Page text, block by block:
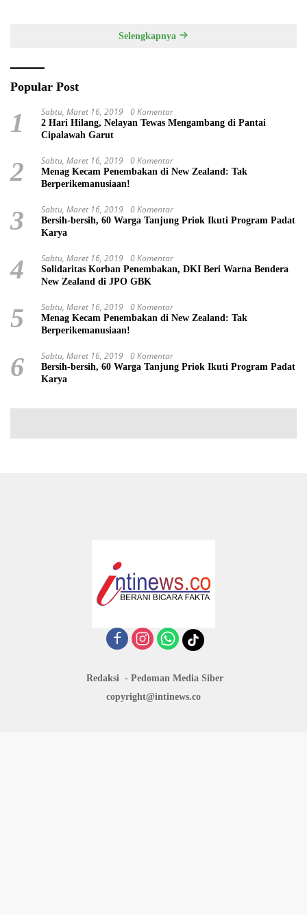
Selengkapnya
Popular Post
1 Sabtu, Maret 16, 2019 0 Komentar
2 Hari Hilang, Nelayan Tewas Mengambang di Pantai
Cipalawah Garut
2 Sabtu, Maret 16, 2019 0 Komentar
Menag Kecam Penembakan di New Zealand: Tak
Berperikemanusiaan!
3 Sabtu, Maret 16, 2019 0 Komentar
Bersih-bersih, 60 Warga Tanjung Priok Ikuti Program Padat
Karya
4 Sabtu, Maret 16, 2019 0 Komentar
Solidaritas Korban Penembakan, DKI Beri Warna Bendera
New Zealand di JPO GBK
5 Sabtu, Maret 16, 2019 0 Komentar
Menag Kecam Penembakan di New Zealand: Tak
Berperikemanusiaan!
6 Sabtu, Maret 16, 2019 0 Komentar
Bersih-bersih, 60 Warga Tanjung Priok Ikuti Program Padat
Karya
Redaksi
Pedoman Media Siber
copyright@intinews.co